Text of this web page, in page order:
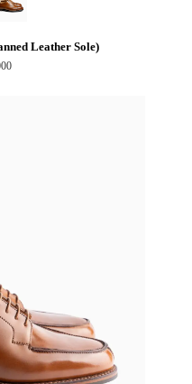
Leather Sole)